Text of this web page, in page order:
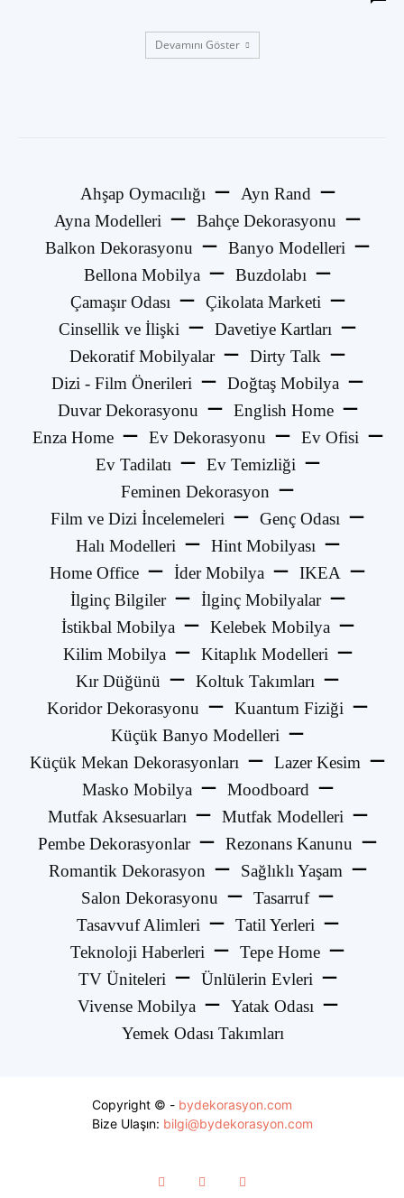
Devamını Göster
Ahşap Oymacılığı
Ayn Rand
Ayna Modelleri
Bahçe Dekorasyonu
Balkon Dekorasyonu
Banyo Modelleri
Bellona Mobilya
Buzdolabı
Çamaşır Odası
Çikolata Marketi
Cinsellik ve İlişki
Davetiye Kartları
Dekoratif Mobilyalar
Dirty Talk
Dizi - Film Önerileri
Doğtaş Mobilya
Duvar Dekorasyonu
English Home
Enza Home
Ev Dekorasyonu
Ev Ofisi
Ev Tadilatı
Ev Temizliği
Feminen Dekorasyon
Film ve Dizi İncelemeleri
Genç Odası
Halı Modelleri
Hint Mobilyası
Home Office
İder Mobilya
IKEA
İlginç Bilgiler
İlginç Mobilyalar
İstikbal Mobilya
Kelebek Mobilya
Kilim Mobilya
Kitaplık Modelleri
Kır Düğünü
Koltuk Takımları
Koridor Dekorasyonu
Kuantum Fiziği
Küçük Banyo Modelleri
Küçük Mekan Dekorasyonları
Lazer Kesim
Masko Mobilya
Moodboard
Mutfak Aksesuarları
Mutfak Modelleri
Pembe Dekorasyonlar
Rezonans Kanunu
Romantik Dekorasyon
Sağlıklı Yaşam
Salon Dekorasyonu
Tasarruf
Tasavvuf Alimleri
Tatil Yerleri
Teknoloji Haberleri
Tepe Home
TV Üniteleri
Ünlülerin Evleri
Vivense Mobilya
Yatak Odası
Yemek Odası Takımları
Copyright © - bydekorasyon.com
Bize Ulaşın: bilgi@bydekorasyon.com